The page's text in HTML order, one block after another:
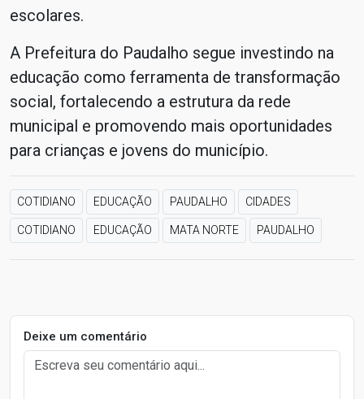
escolares.
A Prefeitura do Paudalho segue investindo na
educação como ferramenta de transformação
social, fortalecendo a estrutura da rede
municipal e promovendo mais oportunidades
para crianças e jovens do município.
COTIDIANO EDUCAÇÃO PAUDALHO CIDADES
COTIDIANO EDUCAÇÃO MATA NORTE PAUDALHO
Deixe um comentário